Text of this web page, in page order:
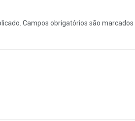
Campos obrigatórios são marcados